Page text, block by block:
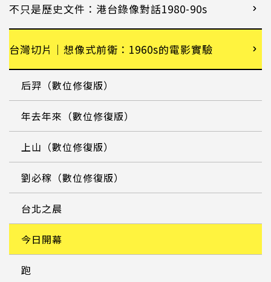
不只是歷史文件：港台錄像對話1980-90s
台灣切片｜想像式前衛：1960s的電影實驗
后羿（數位修復版）
年去年來（數位修復版）
上山（數位修復版）
劉必稼（數位修復版）
台北之晨
今日開幕
跑